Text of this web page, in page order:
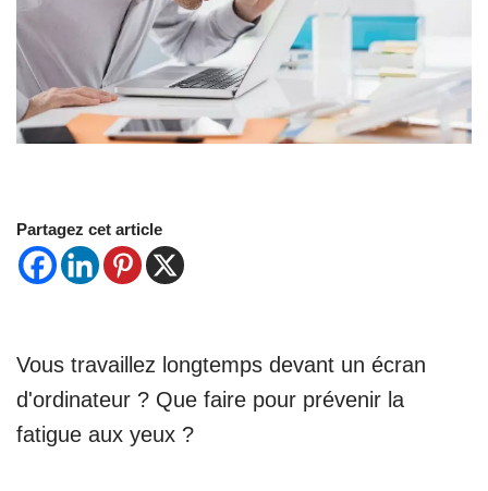
Partagez cet article
Vous travaillez longtemps devant un écran
d'ordinateur ? Que faire pour prévenir la
fatigue aux yeux ?